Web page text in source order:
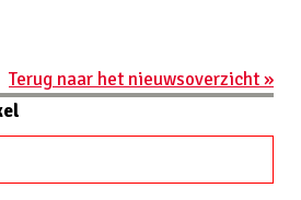
Terug naar het nieuwsoverzicht »